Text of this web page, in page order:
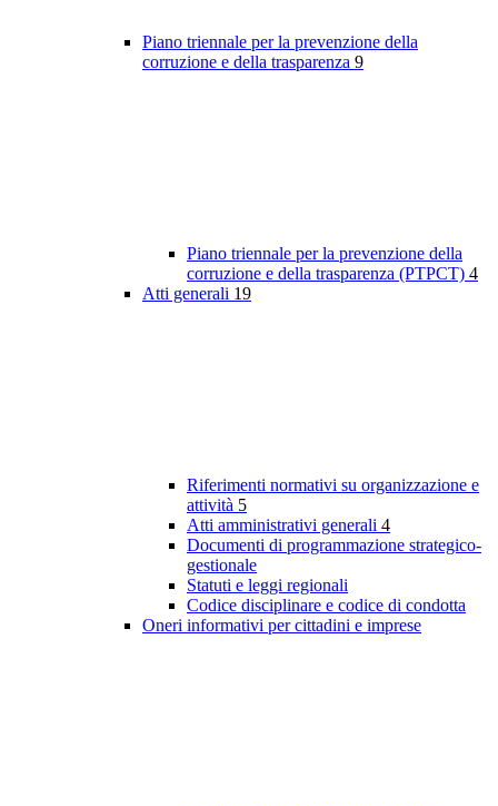
Piano triennale per la prevenzione della
corruzione e della trasparenza 9
Piano triennale per la prevenzione della
corruzione e della trasparenza (PTPCT) 4
Atti generali 19
Riferimenti normativi su organizzazione e
attività 5
Atti amministrativi generali 4
Documenti di programmazione strategico-
gestionale
Statuti e leggi regionali
Codice disciplinare e codice di condotta
Oneri informativi per cittadini e imprese